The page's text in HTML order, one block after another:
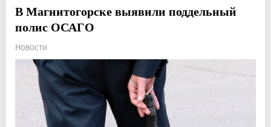
В Магнитогорске выявили поддельный
полис ОСАГО
Новости